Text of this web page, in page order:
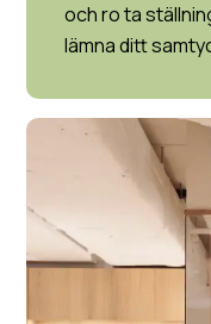
och ro ta
lämna ditt